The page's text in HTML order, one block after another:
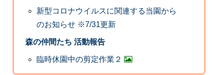
新型コロナウイルスに関連する当園から
のお知らせ ※7/31更新
森の仲間たち 活動報告
臨時休園中の剪定作業２